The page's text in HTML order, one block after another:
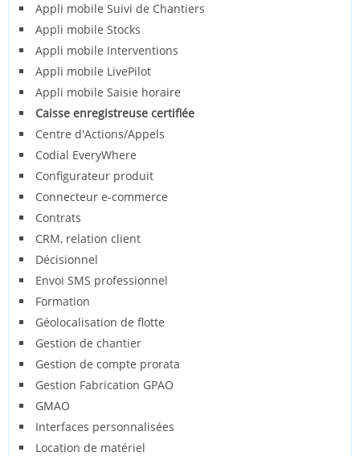
Appli mobile Suivi de Chantiers
Appli mobile Stocks
Appli mobile Interventions
Appli mobile LivePilot
Appli mobile Saisie horaire
Caisse enregistreuse certifiée
Centre d'Actions/Appels
Codial EveryWhere
Configurateur produit
Connecteur e-commerce
Contrats
CRM, relation client
Décisionnel
Envoi SMS professionnel
Formation
Géolocalisation de flotte
Gestion de chantier
Gestion de compte prorata
Gestion Fabrication GPAO
GMAO
Interfaces personnalisées
Location de matériel